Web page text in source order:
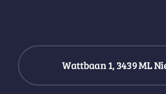
Wattbaan 1, 3439 ML